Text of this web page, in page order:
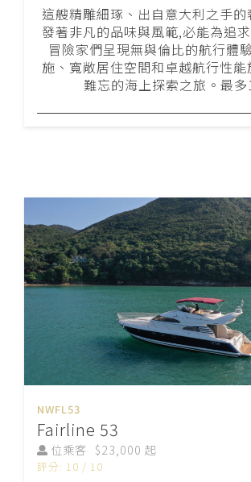
這艘精雕細琢、出自意大利之手
發著非凡的品味與風範,必能為追
冒險家們呈現無與倫比的航行體
施、寬敞居住空間和卓越航行性
難忘的海上探索之旅。最多
NWFL53
Fairline 53
位乘客 $23,000 起
評分: 10 / 10